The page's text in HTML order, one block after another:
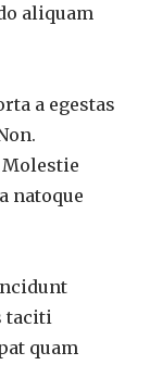
aliquam
a egestas
natoque
taciti
quam